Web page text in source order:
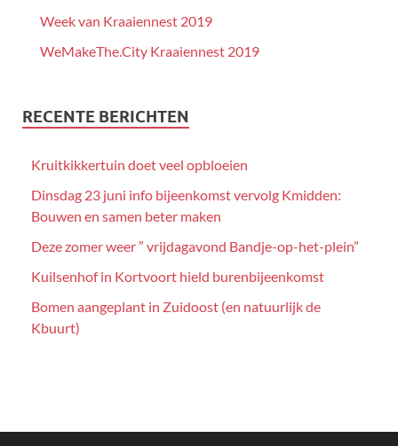
Week van Kraaiennest 2019
WeMakeThe.City Kraaiennest 2019
RECENTE BERICHTEN
Kruitkikkertuin doet veel opbloeien
Dinsdag 23 juni info bijeenkomst vervolg Kmidden:
Bouwen en samen beter maken
Deze zomer weer ” vrijdagavond Bandje-op-het-plein”
Kuilsenhof in Kortvoort hield burenbijeenkomst
Bomen aangeplant in Zuidoost (en natuurlijk de
Kbuurt)